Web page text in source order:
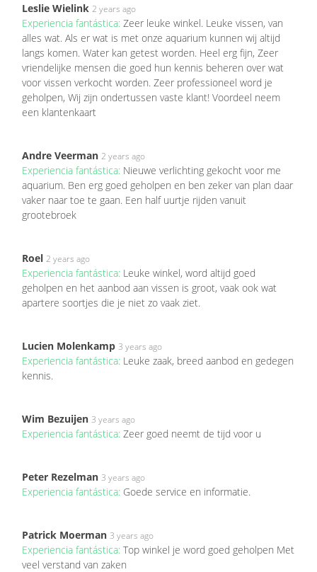
Leslie Wielink 2 years ago
Experiencia fantástica: Zeer leuke winkel. Leuke vissen, van
alles wat. Als er wat is met onze aquarium kunnen wij altijd
langs komen. Water kan getest worden. Heel erg fijn, Zeer
vriendelijke mensen die goed hun kennis beheren over wat
voor vissen verkocht worden. Zeer professioneel word je
geholpen, Wij zijn ondertussen vaste klant! Voordeel neem
een klantenkaart
Andre Veerman 2 years ago
Experiencia fantástica: Nieuwe verlichting gekocht voor me
aquarium. Ben erg goed geholpen en ben zeker van plan daar
vaker naar toe te gaan. Een half uurtje rijden vanuit
grootebroek
Roel 2 years ago
Experiencia fantástica: Leuke winkel, word altijd goed
geholpen en het aanbod aan vissen is groot, vaak ook wat
apartere soortjes die je niet zo vaak ziet.
Lucien Molenkamp 3 years ago
Experiencia fantástica: Leuke zaak, breed aanbod en gedegen
kennis.
Wim Bezuijen 3 years ago
Experiencia fantástica: Zeer goed neemt de tijd voor u
Peter Rezelman 3 years ago
Experiencia fantástica: Goede service en informatie.
Patrick Moerman 3 years ago
Experiencia fantástica: Top winkel je word goed geholpen Met
veel verstand van zaken